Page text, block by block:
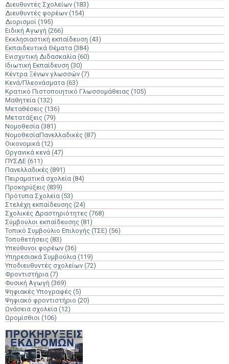
Διευθυντές Σχολείων (183)
Διευθυντές φορέων (154)
Διορισμοί (195)
Ειδική Αγωγή (266)
Εκκλησιαστική εκπαίδευση (43)
Εκπαιδευτικά Θέματα (384)
Ενισχυτική Διδασκαλία (60)
Ιδιωτική Εκπαίδευση (30)
Κέντρα Ξένων γλωσσών (7)
Κενά/Πλεονάσματα (63)
Κρατικό Πιστοποιητικό Γλωσσομάθειας (105)
Μαθητεία (132)
Μεταθέσεις (136)
Μετατάξεις (79)
Νομοθεσία (381)
ΝομοθεσίαΠανελλαδικές (87)
Οικονομικά (12)
Οργανικά κενά (47)
ΠΥΣΔΕ (611)
Πανελλαδικές (891)
Πειραματικά σχολεία (84)
Προκηρύξεις (839)
Πρότυπα Σχολεία (53)
Στελέχη εκπαίδευσης (24)
Σχολικές Δραστηριότητες (768)
Σύμβουλοι εκπαίδευσης (81)
Τοπικό Συμβούλιο Επιλογής (ΤΣΕ) (56)
Τοποθετήσεις (83)
Υπεύθυνοι φορέων (36)
Υπηρεσιακά Συμβούλια (119)
Υποδιευθυντές σχολείων (72)
Φροντιστήρια (7)
Φυσική Αγωγή (369)
Ψηφιακές Υπογραφές (5)
Ψηφιακό φροντιστήριο (20)
Ωνάσεια σχολεία (12)
Ωρομίσθιοι (106)